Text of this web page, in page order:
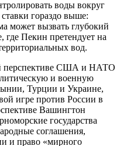
воды вокруг
гораздо выше:
может вызвать глубокий
Пекин претендует на
вод.
перспективе США и НАТО
и военную
Турции и Украине,
игре против России в
Вашингтон
государства
соглашения,
и право «мирного